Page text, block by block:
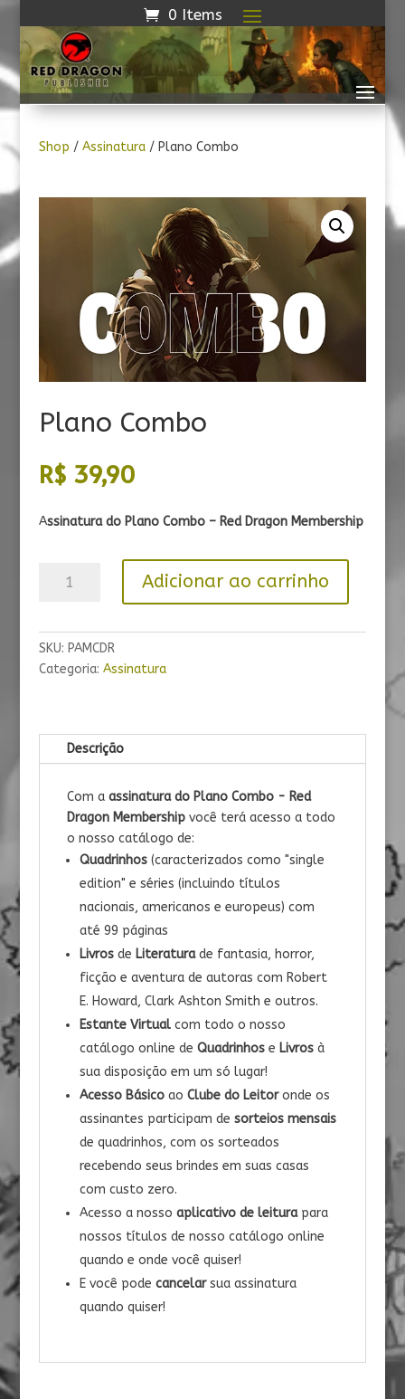
0 Items
Shop / Assinatura/ Plano Combo
Plano Combo
R$ 39,90
Assinatura do Plano Combo – Red Dragon Membership
Adicionar ao carrinho
SKU: PAMCDR
Categoria: Assinatura
Descrição
Com a assinatura do Plano Combo - Red
Dragon Membershipvocê terá acesso a todo
o nosso catálogo de:
Quadrinhos(caracterizados como "single
edition" e séries (incluindo títulos
nacionais, americanos e europeus) com
até 99 páginas
Livrosde Literaturade fantasia, horror,
ficção e aventura de autoras com Robert
E. Howard, Clark Ashton Smith e outros.
Estante Virtualcom todo o nosso
catálogo online de Quadrinhose Livrosà
sua disposição em um só lugar!
Acesso Básicoao Clube do Leitoronde os
assinantes participam de sorteios mensais
de quadrinhos, com os sorteados
recebendo seus brindes em suas casas
com custo zero.
Acesso a nosso aplicativo de leiturapara
nossos títulos de nosso catálogo online
quando e onde você quiser!
E você pode cancelarsua assinatura
quando quiser!